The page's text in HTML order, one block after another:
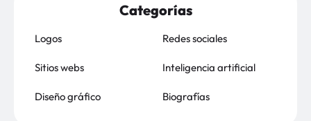
Categorías
Logos
Sitios webs
Diseño gráfico
Redes sociales
Inteligencia artificial
Biografías